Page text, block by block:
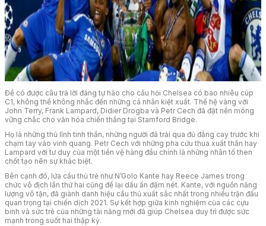
Để có được câu trả lời đáng tự hào cho câu hỏi Chelsea có bao nhiêu cúp
C1, không thể không nhắc đến những cá nhân kiệt xuất. Thế hệ vàng với
John Terry, Frank Lampard, Didier Drogba và Petr Cech đã đặt nền móng
vững chắc cho văn hóa chiến thắng tại Stamford Bridge.
Họ là những thủ lĩnh tinh thần, những người đã trải qua đủ đắng cay trước khi
chạm tay vào vinh quang. Petr Cech với những pha cứu thua xuất thần hay
Lampard với tư duy của một tiền vệ hàng đầu chính là những nhân tố then
chốt tạo nên sự khác biệt.
Bên cạnh đó, lứa cầu thủ trẻ như N’Golo Kante hay Reece James trong
chức vô địch lần thứ hai cũng để lại dấu ấn đậm nét. Kante, với nguồn năng
lượng vô tận, đã giành danh hiệu cầu thủ xuất sắc nhất trong nhiều trận đấu
quan trọng tại chiến dịch 2021. Sự kết hợp giữa kinh nghiệm của các cựu
binh và sức trẻ của những tài năng mới đã giúp Chelsea duy trì được sức
mạnh trong suốt hai thập kỷ.